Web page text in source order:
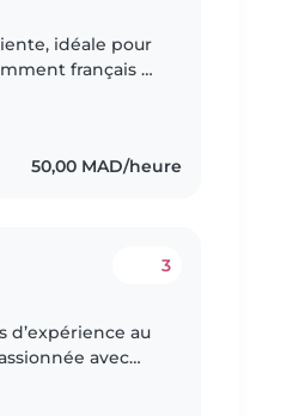
idéale pour
français et
50,00 MAD/heure
3
d’expérience au
avec